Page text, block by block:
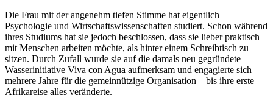
Die Frau mit der angenehm tiefen Stimme hat eigentlich
Psychologie und Wirtschaftswissenschaften studiert. Schon während
ihres Studiums hat sie jedoch beschlossen, dass sie lieber praktisch
mit Menschen arbeiten möchte, als hinter einem Schreibtisch zu
sitzen. Durch Zufall wurde sie auf die damals neu gegründete
Wasserinitiative Viva con Agua aufmerksam und engagierte sich
mehrere Jahre für die gemeinnützige Organisation – bis ihre erste
Afrikareise alles veränderte.